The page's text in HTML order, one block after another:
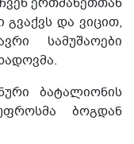
გვაქვს და ვიცით,
სამუშაოები
ბატალიონის
ბოგდან